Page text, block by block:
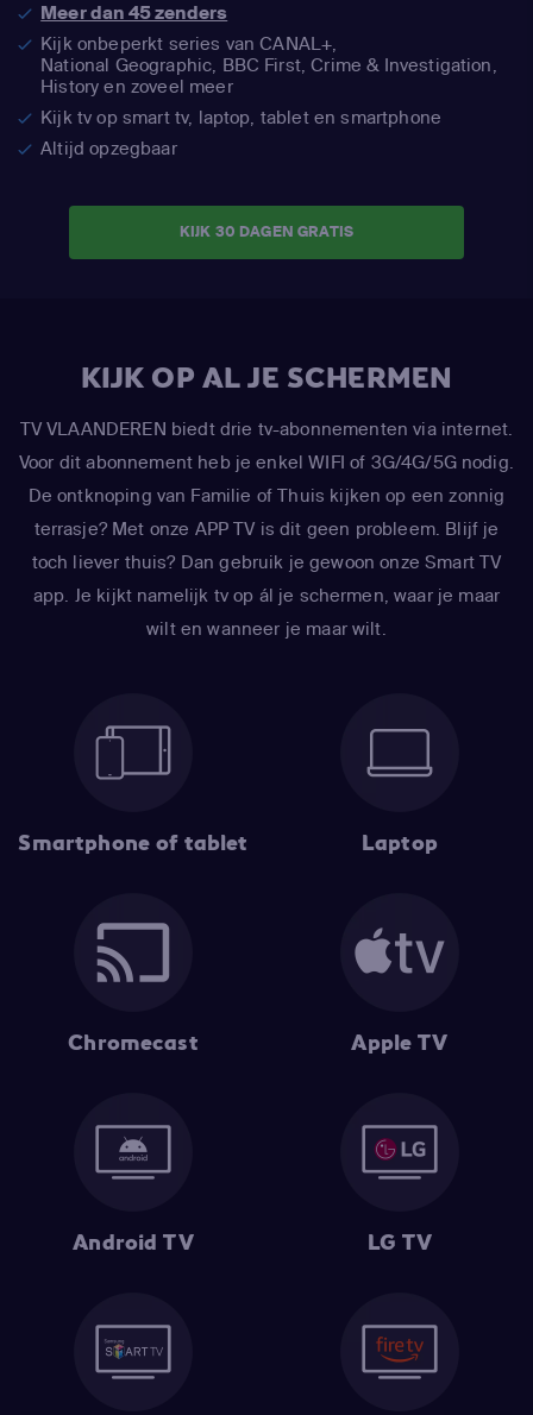
Meer dan 45 zenders
Kijk onbeperkt series van CANAL+,
National Geographic, BBC First, Crime & Investigation,
History en zoveel meer
Kijk tv op smart tv, laptop, tablet en smartphone
Altijd opzegbaar
KIJK 30 DAGEN GRATIS
KIJK OP AL JE SCHERMEN
TV VLAANDEREN biedt drie tv-abonnementen via internet.
Voor dit abonnement heb je enkel WIFI of 3G/4G/5G nodig.
De ontknoping van Familie of Thuis kijken op een zonnig
terrasje? Met onze APP TV is dit geen probleem. Blijf je
toch liever thuis? Dan gebruik je gewoon onze Smart TV
app. Je kijkt namelijk tv op ál je schermen, waar je maar
wilt en wanneer je maar wilt.
Smartphone of tablet Laptop
Chromecast Apple TV
Android TV LG TV